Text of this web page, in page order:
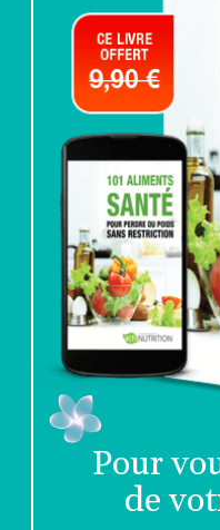
Pour
de